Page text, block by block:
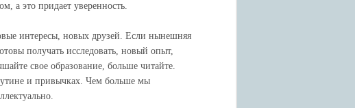
а это придает уверенность.
интересы, новых друзей. Если нынешняя
получать исследовать, новый опыт,
свое образование, больше читайте.
и привычках. Чем больше мы